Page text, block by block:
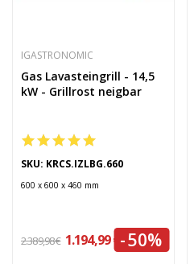
IGASTRONOMIC
Gas Lavasteingrill - 14,5
kW - Grillrost neigbar
SKU: KRCS.IZLBG.660
600 x 600 x 460 mm
2.389,98 € 1.194,99 €-50%